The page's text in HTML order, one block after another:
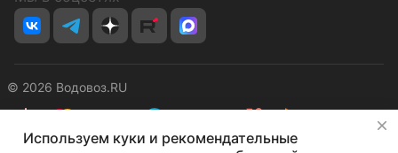
© 2026 Водовоз.RU
КонфиденциальностьОферта
Используем куки и рекомендательные